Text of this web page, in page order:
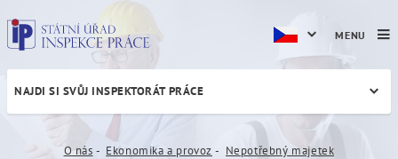
Nabídka nepotřebného
NAJDI SI SVŮJ INSPEKTORÁT PRÁCE
O nás Ekonomika a provoz
Nepotřebný majetek
MENU